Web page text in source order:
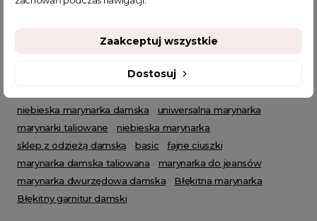
marynarka damska
marynarka codzienna
niebieska marynarka damska
uniwersalna marynarka
marynarki taliowane
niebieska marynarka
sklep z odzieżą damską
basic
fajne ciuszki
marynarka damska taliowana
marynarka do jeansów
marynarka dwurzędowa damska
Błękitna marynarka
Błękitny garnitur damski
Dostosuj
Zaakceptuj wszystkie